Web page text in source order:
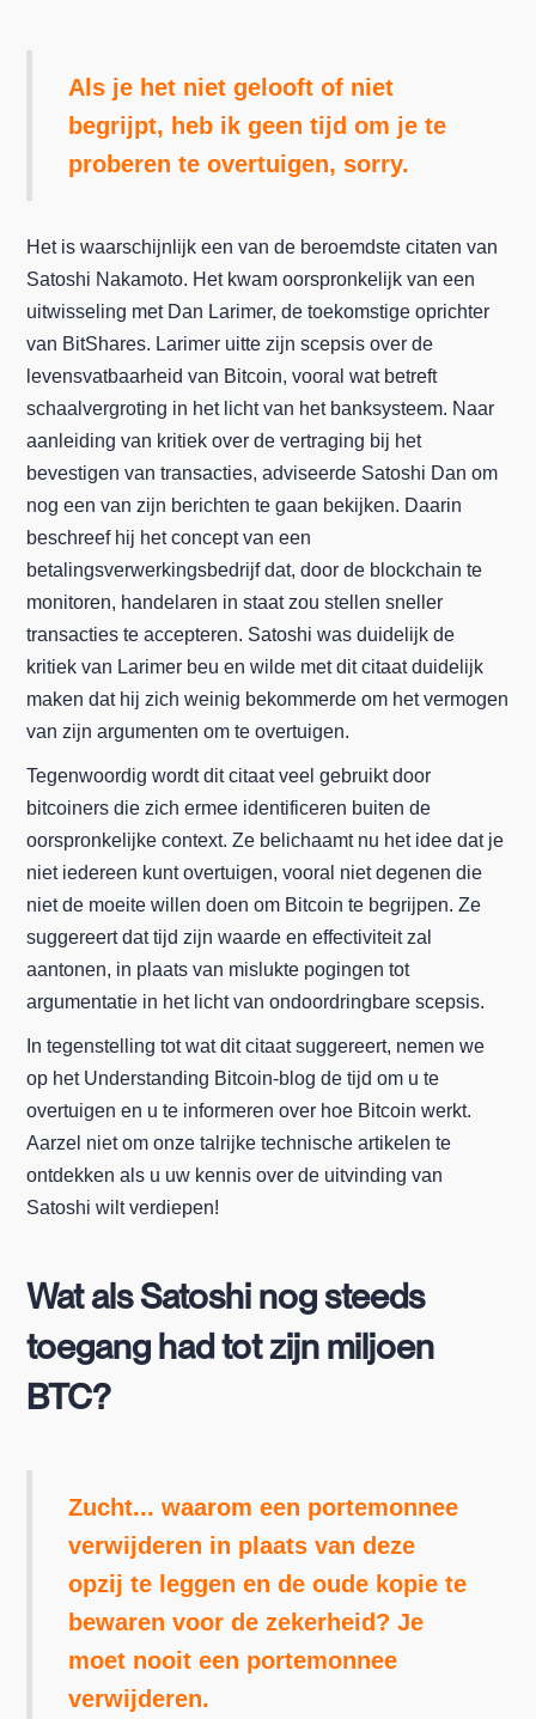
Als je het niet gelooft of niet
begrijpt, heb ik geen tijd om je te
proberen te overtuigen, sorry.
Het is waarschijnlijk een van de beroemdste citaten van
Satoshi Nakamoto. Het kwam oorspronkelijk van een
uitwisseling met Dan Larimer, de toekomstige oprichter
van BitShares. Larimer uitte zijn scepsis over de
levensvatbaarheid van Bitcoin, vooral wat betreft
schaalvergroting in het licht van het banksysteem. Naar
aanleiding van kritiek over de vertraging bij het
bevestigen van transacties, adviseerde Satoshi Dan om
nog een van zijn berichten te gaan bekijken. Daarin
beschreef hij het concept van een
betalingsverwerkingsbedrijf dat, door de blockchain te
monitoren, handelaren in staat zou stellen sneller
transacties te accepteren. Satoshi was duidelijk de
kritiek van Larimer beu en wilde met dit citaat duidelijk
maken dat hij zich weinig bekommerde om het vermogen
van zijn argumenten om te overtuigen.
Tegenwoordig wordt dit citaat veel gebruikt door
bitcoiners die zich ermee identificeren buiten de
oorspronkelijke context. Ze belichaamt nu het idee dat je
niet iedereen kunt overtuigen, vooral niet degenen die
niet de moeite willen doen om Bitcoin te begrijpen. Ze
suggereert dat tijd zijn waarde en effectiviteit zal
aantonen, in plaats van mislukte pogingen tot
argumentatie in het licht van ondoordringbare scepsis.
In tegenstelling tot wat dit citaat suggereert, nemen we
op het Understanding Bitcoin-blog de tijd om u te
overtuigen en u te informeren over hoe Bitcoin werkt.
Aarzel niet om onze talrijke technische artikelen te
ontdekken als u uw kennis over de uitvinding van
Satoshi wilt verdiepen!
Wat als Satoshi nog steeds
toegang had tot zijn miljoen
BTC?
Zucht... waarom een portemonnee
verwijderen in plaats van deze
opzij te leggen en de oude kopie te
bewaren voor de zekerheid? Je
moet nooit een portemonnee
verwijderen.